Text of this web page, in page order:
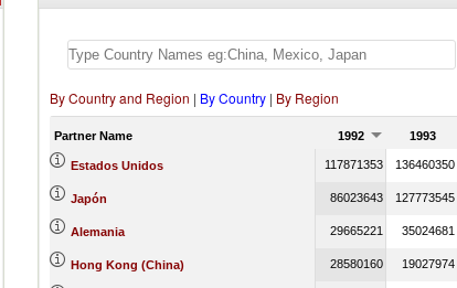
By Country and Region | By Country | By Region
Partner Name 1992 1993
Estados Unidos 117871353 136460350
Japón 86023643 127773545
Alemania 29665221 35024681
Hong Kong (China) 28580160 19027974